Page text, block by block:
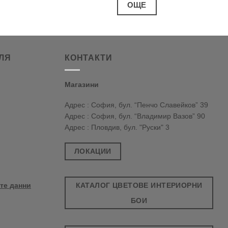
ОЩЕ
данни
КОНТАКТИ
Магазини
Адрес : София, бул. “Пенчо Славейков” 39
Адрес : София, бул. “Владимир Вазов” 90
Адрес : Пловдив, бул. "Руски" 3
ЛОКАЦИИ
КАТАЛОГ ЦВЕТОВЕ ИНТЕРИОРНИ
БОИ